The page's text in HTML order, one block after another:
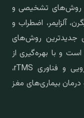
روش‌های تشخیصی و
آلزایمر، اضطراب و
جدیدترین روش‌های
و با بهره‌گیری از
پیشرفته‌ترین داروها، روش‌های غیر دارویی و فناوری rTMS،
بیماری‌های مغز